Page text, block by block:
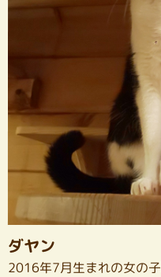
ダヤン
2016年7月生まれの女の子